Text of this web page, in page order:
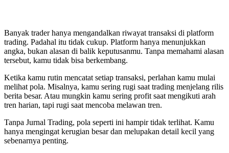
Banyak trader hanya mengandalkan riwayat transaksi di platform
trading. Padahal itu tidak cukup. Platform hanya menunjukkan
angka, bukan alasan di balik keputusanmu. Tanpa memahami alasan
tersebut, kamu tidak bisa berkembang.
Ketika kamu rutin mencatat setiap transaksi, perlahan kamu mulai
melihat pola. Misalnya, kamu sering rugi saat trading menjelang rilis
berita besar. Atau mungkin kamu sering profit saat mengikuti arah
tren harian, tapi rugi saat mencoba melawan tren.
Tanpa Jurnal Trading, pola seperti ini hampir tidak terlihat. Kamu
hanya mengingat kerugian besar dan melupakan detail kecil yang
sebenarnya penting.